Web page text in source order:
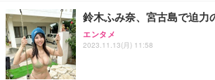
鈴木ふみ奈、宮古島で迫力
エンタメ
2023.11.13(月) 11:58